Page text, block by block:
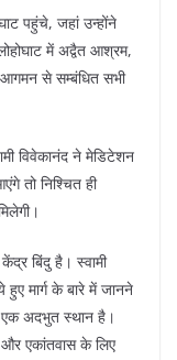
पहुंचे, जहां उन्होंने
में अद्वैत आश्रम,
आगमन से सम्बंधित सभी
विवेकानंद ने मेडिटेशन
तो निश्चित ही
बिंदु है। स्वामी
मार्ग के बारे में जानने
एक अदभुत स्थान है।
और एकांतवास के लिए